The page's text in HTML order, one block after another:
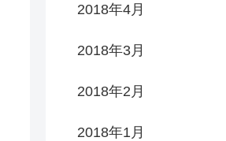
2018年4月
2018年3月
2018年2月
2018年1月